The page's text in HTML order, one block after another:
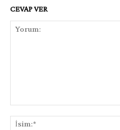
CEVAP VER